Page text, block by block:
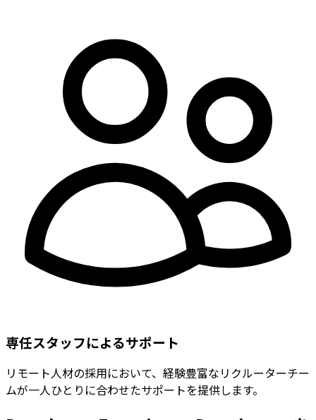
専任スタッフによるサポート
リモート人材の採用において、経験豊富なリクルーターチー
ムが一人ひとりに合わせたサポートを提供します。